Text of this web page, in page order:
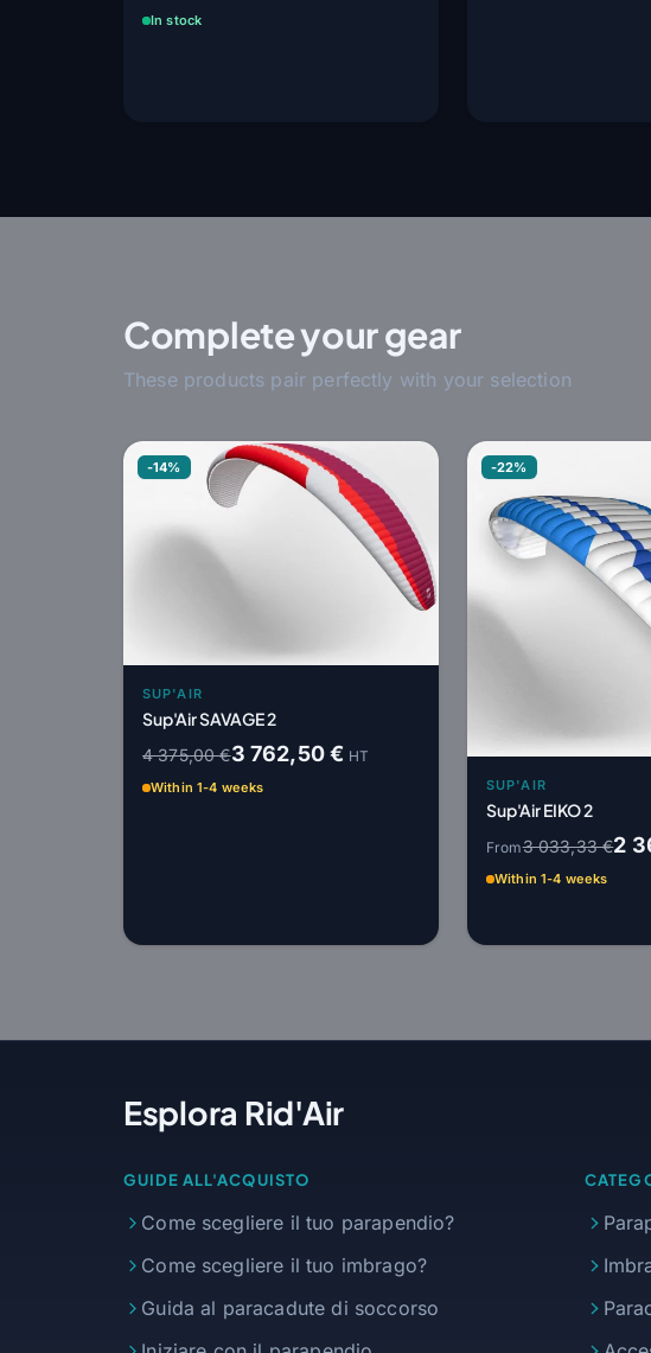
In stock
Complete your gear
These products pair perfectly with your selection
-14%
SUP'AIR
Sup'Air SAVAGE 2
4 375,00 €3 762,50 € HT
Within 1-4 weeks
-22%
SUP'AIR
Sup'Air EIKO 2
From3 033,33 €2
Within 1-4 weeks
Esplora Rid'Air
GUIDE ALL'ACQUISTO
Come scegliere il tuo parapendio?
Come scegliere il tuo imbrago?
Guida al paracadute di soccorso